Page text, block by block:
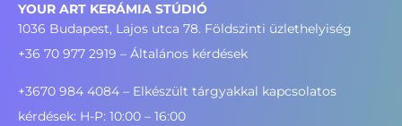
YOUR ART KERÁMIA STÚDIÓ
1036 Budapest, Lajos utca 78. Földszinti üzlethelyiség
+36 70 977 2919 – Általános kérdések
+3670 984 4084 – Elkészült tárgyakkal kapcsolatos
kérdések: H-P: 10:00 – 16:00